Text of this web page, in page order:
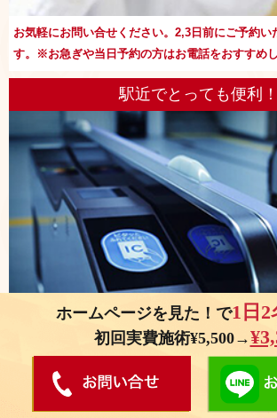
お気軽にお問い合せください。2,3日前にご予約い
す。※お急ぎや当日予約の方はお電話をおすすめし
駅近でとっても便利！
阪神線野田駅から徒歩1分！ アクセスの良さが自
も気軽に受診していただけます。
ホームページを見た！で1日2
初回実費施術¥5,500→